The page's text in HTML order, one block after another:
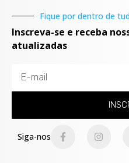
Fique por dentro de
Inscreva-se e receba
atualizadas
Siga-nos